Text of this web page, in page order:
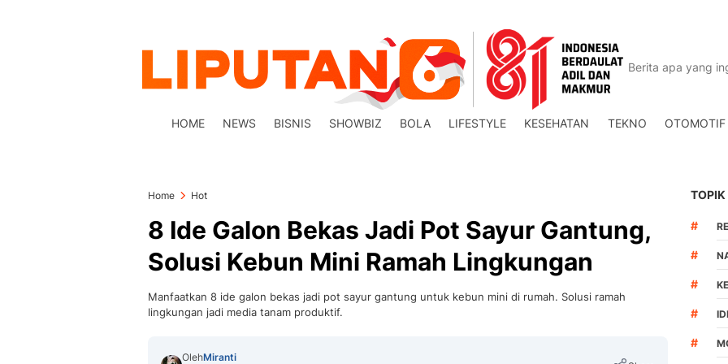
HOME NEWS BISNIS SHOWBIZ BOLA LIFESTYLE KESEHATAN TEKNO OTOMOTIF
Home Hot
8 Ide Galon Bekas Jadi Pot Sayur Gantung,
Solusi Kebun Mini Ramah Lingkungan
Manfaatkan 8 ide galon bekas jadi pot sayur gantung untuk kebun mini di rumah. Solusi ramah
lingkungan jadi media tanam produktif.
OlehMiranti
TOPIK
#
#
#
#
#